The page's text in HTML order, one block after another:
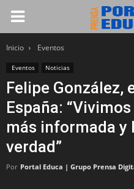
Inicio Eventos
Eventos Noticias
Felipe González,
España:
más informada y
verdad”
Por Portal Educa | Grupo Prensa